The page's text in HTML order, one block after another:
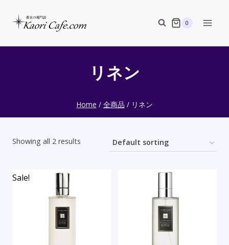
0
リネン
Home / 全商品 / リネン
Showing all 2 results
Sale!